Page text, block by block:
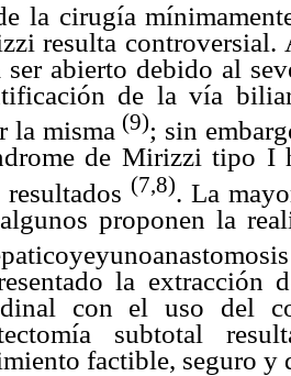
la cirugía
resulta controversial.
ser abierto debido al
de la vía
la misma (9); sin
de Mirizzi tipo I
resultados (7,8). La
proponen la
la extracción
con el uso del
subtotal
factible, seguro y